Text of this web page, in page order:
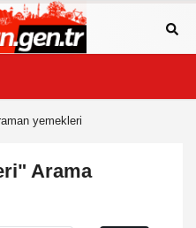
yemekleri
Arama